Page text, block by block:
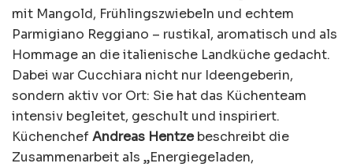
mit Mangold, Frühlingszwiebeln und echtem
Parmigiano Reggiano – rustikal, aromatisch und als
Hommage an die italienische Landküche gedacht.
Dabei war Cucchiara nicht nur Ideengeberin,
sondern aktiv vor Ort: Sie hat das Küchenteam
intensiv begleitet, geschult und inspiriert.
KüchenchefAndreas Hentzebeschreibt die
Zusammenarbeit als „Energiegeladen,